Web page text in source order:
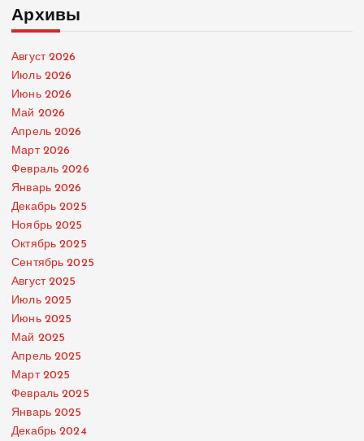
Архивы
Август 2026
Июль 2026
Июнь 2026
Май 2026
Апрель 2026
Март 2026
Февраль 2026
Январь 2026
Декабрь 2025
Ноябрь 2025
Октябрь 2025
Сентябрь 2025
Август 2025
Июль 2025
Июнь 2025
Май 2025
Апрель 2025
Март 2025
Февраль 2025
Январь 2025
Декабрь 2024